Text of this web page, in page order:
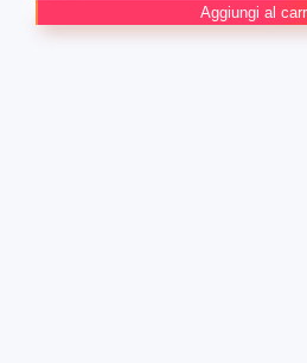
BOOK
Aggiungi al